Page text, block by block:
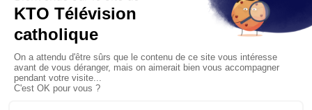
La visite pastorale du pape Léon
XIV à Assise à suivre sur KTO le
jeudi 6 août